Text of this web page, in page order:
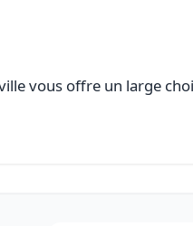
vous offre un large